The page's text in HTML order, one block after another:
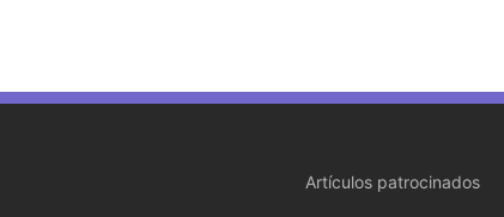
Artículos patrocinados